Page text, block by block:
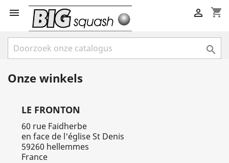
 shopping_cart


Onze winkels
LE FRONTON
60 rue Faidherbe
en face de l'église St Denis
59260 hellemmes
France